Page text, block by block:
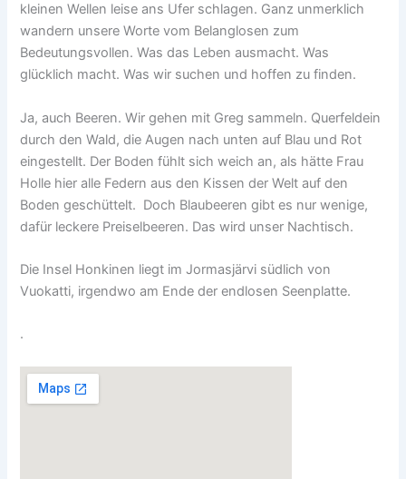
kleinen Wellen leise ans Ufer schlagen. Ganz unmerklich
wandern unsere Worte vom Belanglosen zum
Bedeutungsvollen. Was das Leben ausmacht. Was
glücklich macht. Was wir suchen und hoffen zu finden.
Ja, auch Beeren. Wir gehen mit Greg sammeln. Querfeldein
durch den Wald, die Augen nach unten auf Blau und Rot
eingestellt. Der Boden fühlt sich weich an, als hätte Frau
Holle hier alle Federn aus den Kissen der Welt auf den
Boden geschüttelt. Doch Blaubeeren gibt es nur wenige,
dafür leckere Preiselbeeren. Das wird unser Nachtisch.
Die Insel Honkinen liegt im Jormasjärvi südlich von
Vuokatti, irgendwo am Ende der endlosen Seenplatte.
.